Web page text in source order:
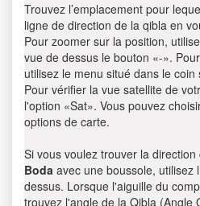
Trouvez l’emplacement pour
ligne de direction de la qibla en
Pour zoomer sur la position,
vue de dessus le bouton «-».
utilisez le menu situé dans le
Pour vérifier la vue satellite de
l'option «Sat». Vous pouvez
options de carte.
Si vous voulez trouver la
Boda avec une boussole, utilisez
dessus. Lorsque l'aiguille du
trouvez l'angle de la Qibla (Angle